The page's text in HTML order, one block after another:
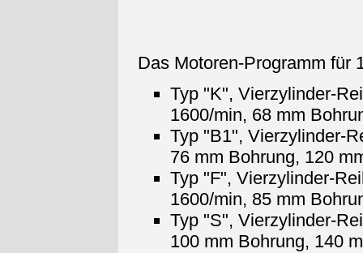
Das Motoren-Programm für
Typ "K", Vierzylinder-
1600/min, 68 mm
Typ "B1", Vierzylinder-
76 mm Bohrung, 120
Typ "F", Vierzylinder-
1600/min, 85 mm
Typ "S", Vierzylinder-
100 mm Bohrung, 140